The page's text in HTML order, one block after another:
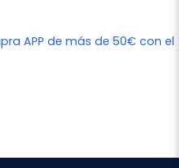
APP de más de 50€ con el